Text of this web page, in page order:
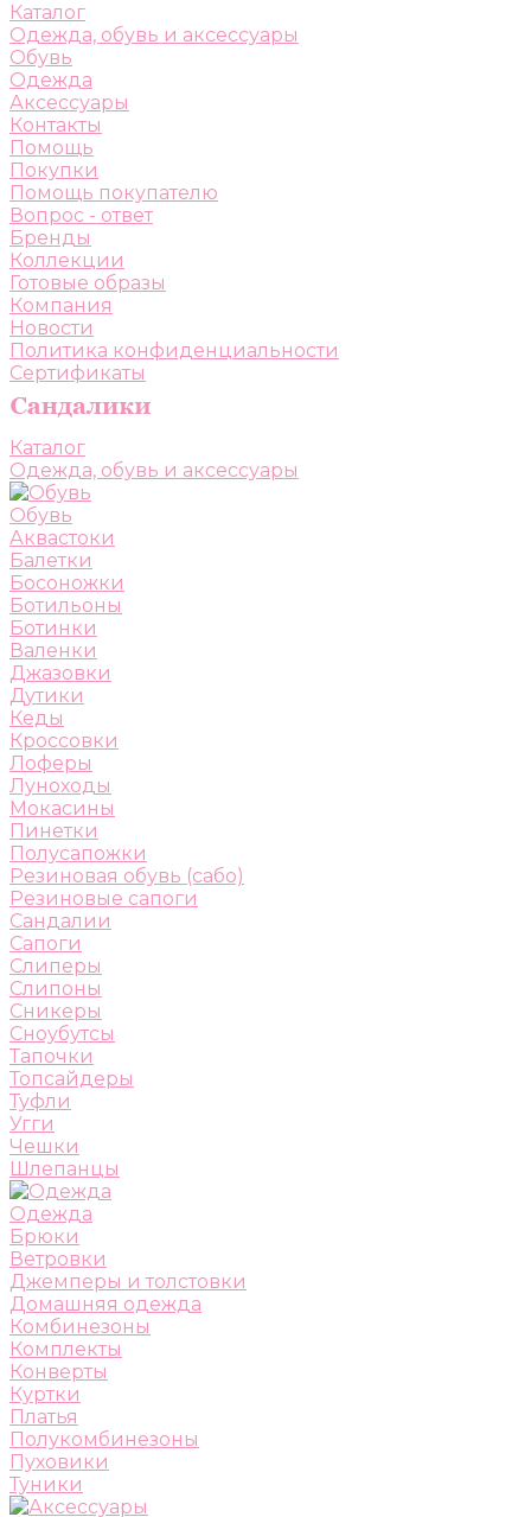
Каталог
Одежда, обувь и аксессуары
Обувь
Одежда
Аксессуары
Контакты
Помощь
Покупки
Помощь покупателю
Вопрос - ответ
Бренды
Коллекции
Готовые образы
Компания
Новости
Политика конфиденциальности
Сертификаты
Каталог
Одежда, обувь и аксессуары
Обувь
Аквастоки
Балетки
Босоножки
Ботильоны
Ботинки
Валенки
Джазовки
Дутики
Кеды
Кроссовки
Лоферы
Луноходы
Мокасины
Пинетки
Полусапожки
Резиновая обувь (сабо)
Резиновые сапоги
Сандалии
Сапоги
Слиперы
Слипоны
Сникеры
Сноубутсы
Тапочки
Топсайдеры
Туфли
Угги
Чешки
Шлепанцы
Одежда
Брюки
Ветровки
Джемперы и толстовки
Домашняя одежда
Комбинезоны
Комплекты
Конверты
Куртки
Платья
Полукомбинезоны
Пуховики
Туники